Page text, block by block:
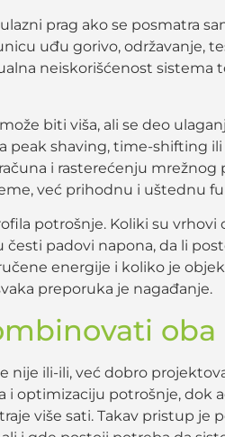
prag ako se posmatra
uđu gorivo, održavanje,
neiskorišćenost sistema
biti viša, ali se deo
peak shaving, time-shifting
i rasterećenju mrežnog
već prihodnu i uštednu
potrošnje. Koliki su
česti padovi napona, da li
energije i koliko je
preporuka je nagađanje.
oba
nije ili-ili, već dobro
i optimizaciju potrošnje, dok
više sati. Takav pristup je